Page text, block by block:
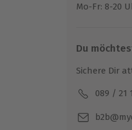
Mo-Fr: 8-20
Du
Sichere Dir
089 / 21